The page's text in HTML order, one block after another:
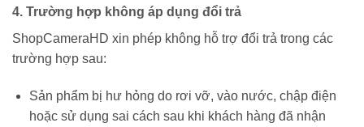
4. Trường hợp không áp dụng đổi trả
ShopCameraHD xin phép không hỗ trợ đổi trả trong các
trường hợp sau:
Sản phẩm bị hư hỏng do rơi vỡ, vào nước, chập điện
hoặc sử dụng sai cách sau khi khách hàng đã nhận